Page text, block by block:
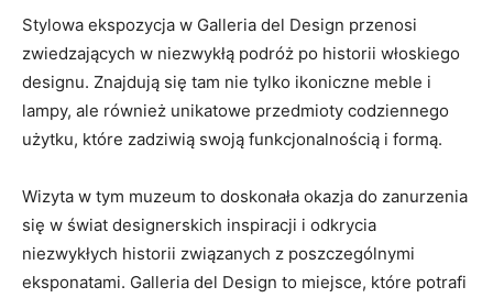
Stylowa ekspozycja w Galleria del⁤ Design przenosi⁣
zwiedzających w niezwykłą podróż po historii włoskiego
designu. Znajdują się tam nie ⁤tylko ikoniczne⁣ meble⁤ i
‌lampy, ale⁢ również unikatowe ⁣przedmioty codziennego
użytku, które⁤ zadziwią swoją funkcjonalnością i formą.
Wizyta w⁢ tym​ muzeum to doskonała okazja do zanurzenia
się w świat designerskich inspiracji i odkrycia
niezwykłych historii ⁤związanych z poszczególnymi
eksponatami. Galleria ‌del Design‍ to‌ miejsce, które potrafi⁣